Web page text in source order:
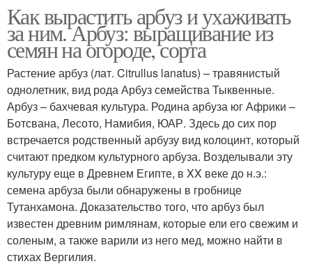
Как вырастить арбуз и ухаживать
за ним. Арбуз: выращивание из
семян на огороде, сорта
Растение арбуз (лат. Citrullus lanatus) – травянистый
однолетник, вид рода Арбуз семейства Тыквенные.
Арбуз – бахчевая культура. Родина арбуза юг Африки –
Ботсвана, Лесото, Намибия, ЮАР. Здесь до сих пор
встречается родственный арбузу вид колоцинт, который
считают предком культурного арбуза. Возделывали эту
культуру еще в Древнем Египте, в XX веке до н.э.:
семена арбуза были обнаружены в гробнице
Тутанхамона. Доказательство того, что арбуз был
известен древним римлянам, которые ели его свежим и
соленым, а также варили из него мед, можно найти в
стихах Вергилия.